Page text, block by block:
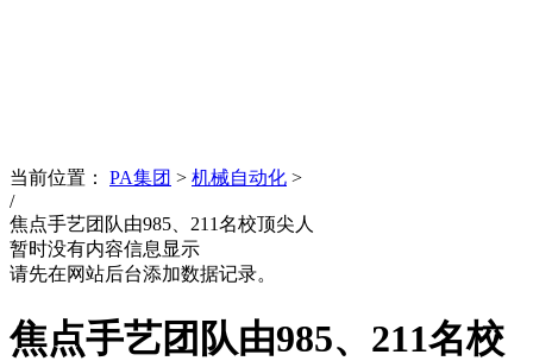
当前位置： PA集团 > 机械自动化 >
/
焦点手艺团队由985、211名校顶尖人
暂时没有内容信息显示
请先在网站后台添加数据记录。
焦点手艺团队由985、211名校